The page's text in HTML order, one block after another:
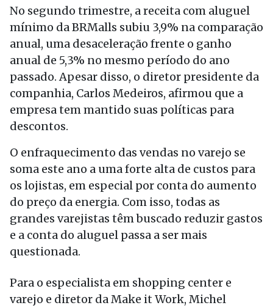
No segundo trimestre, a receita com aluguel
mínimo da BRMalls subiu 3,9% na comparação
anual, uma desaceleração frente o ganho
anual de 5,3% no mesmo período do ano
passado. Apesar disso, o diretor presidente da
companhia, Carlos Medeiros, afirmou que a
empresa tem mantido suas políticas para
descontos.
O enfraquecimento das vendas no varejo se
soma este ano a uma forte alta de custos para
os lojistas, em especial por conta do aumento
do preço da energia. Com isso, todas as
grandes varejistas têm buscado reduzir gastos
e a conta do aluguel passa a ser mais
questionada.
Para o especialista em shopping center e
varejo e diretor da Make it Work, Michel